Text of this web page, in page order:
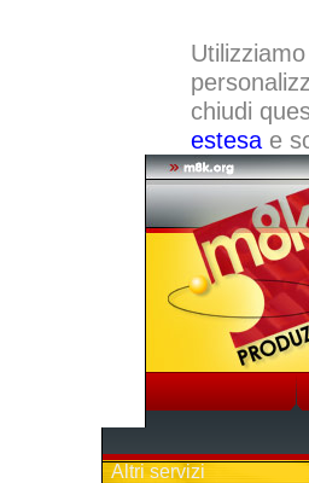
chiudi
estesae
Altri servizi